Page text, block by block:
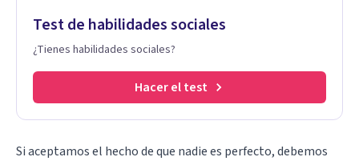
Test de habilidades sociales
¿Tienes habilidades sociales?
Hacer el test
Si aceptamos el hecho de que nadie es perfecto, debemos